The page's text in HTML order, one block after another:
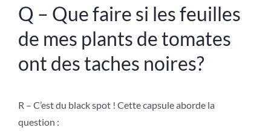
Q – Que faire si les feuilles
de mes plants de tomates
ont des taches noires?
R – C’est du black spot ! Cette capsule aborde la
question :